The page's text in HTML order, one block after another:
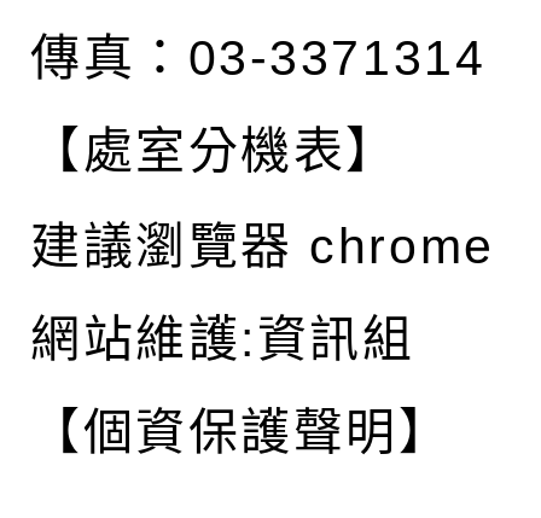
傳真：03-3371314
【處室分機表】
建議瀏覽器 chrome
網站維護:資訊組
【個資保護聲明】